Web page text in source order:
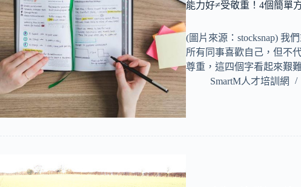
能力好≠受敬重！4個簡單
(圖片來源：stocksnap) 我
所有同事喜歡自己，但不
尊重，這四個字看起來艱
SmartM人才培訓網